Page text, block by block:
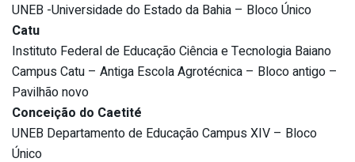
UNEB -Universidade do Estado da Bahia – Bloco Único
Catu
Instituto Federal de Educação Ciência e Tecnologia Baiano
Campus Catu – Antiga Escola Agrotécnica – Bloco antigo –
Pavilhão novo
Conceição do Caetité
UNEB Departamento de Educação Campus XIV – Bloco
Único